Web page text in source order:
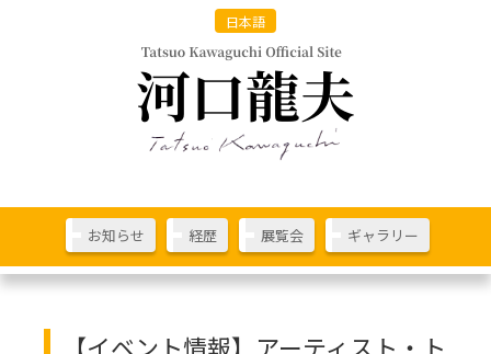
日本語
お知らせ 経歴 展覧会 ギャラリー
【イベント情報】アーティスト・ト